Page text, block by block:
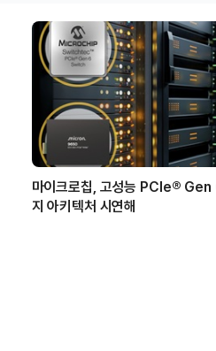
마이크로칩, 고성능 PCIe® Gen
지 아키텍처 시연해